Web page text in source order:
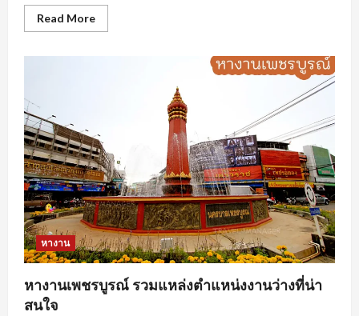
Read MoreRead
more
ใจ
องค์กร
หางาน
หางานเพชรบูรณ์ รวมแหล่งตำแหน่งงานว่างที่น่า
สนใจ